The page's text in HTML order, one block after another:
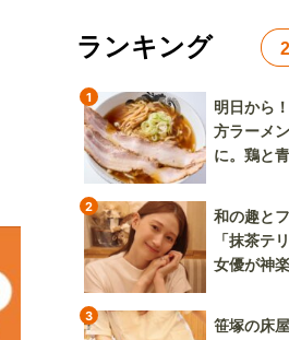
ランキング
1
明日から
方ラーメ
に。鶏と
2
和の趣と
「抹茶テ
女優が神
3
笹塚の床